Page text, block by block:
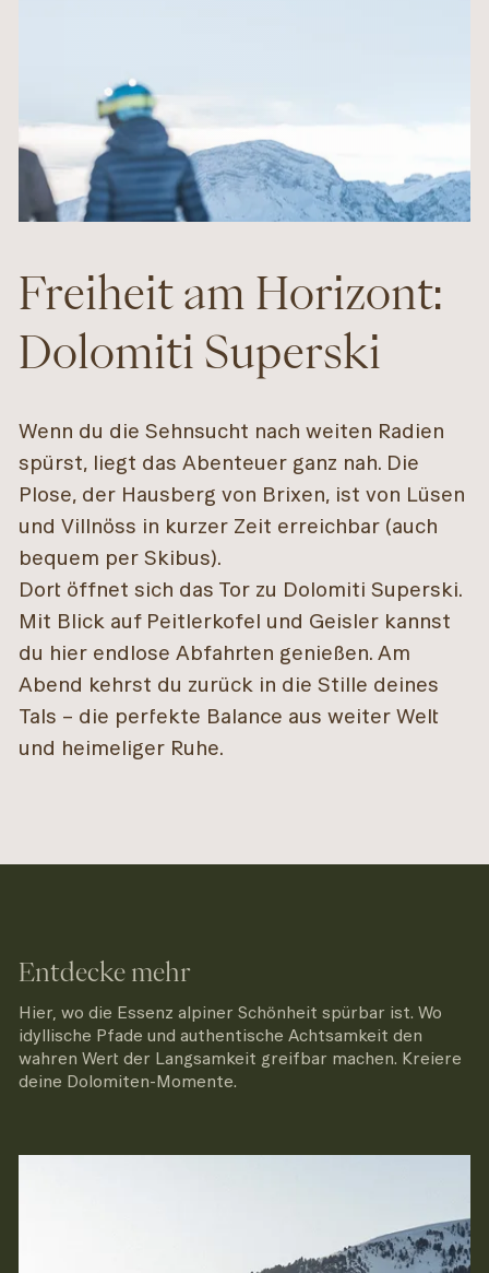
Freiheit am Horizont:
Dolomiti Superski
Wenn du die Sehnsucht nach weiten Radien
spürst, liegt das Abenteuer ganz nah. Die
Plose, der Hausberg von Brixen, ist von Lüsen
und Villnöss in kurzer Zeit erreichbar (auch
bequem per Skibus).
Dort öffnet sich das Tor zu Dolomiti Superski.
Mit Blick auf Peitlerkofel und Geisler kannst
du hier endlose Abfahrten genießen. Am
Abend kehrst du zurück in die Stille deines
Tals – die perfekte Balance aus weiter Welt
und heimeliger Ruhe.
Entdecke mehr
Hier, wo die Essenz alpiner Schönheit spürbar ist. Wo
idyllische Pfade und authentische Achtsamkeit den
wahren Wert der Langsamkeit greifbar machen. Kreiere
deine Dolomiten-Momente.